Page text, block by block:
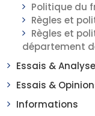
Politique du
Règles et
Règles et
département
Essais &
Essais &
Informations